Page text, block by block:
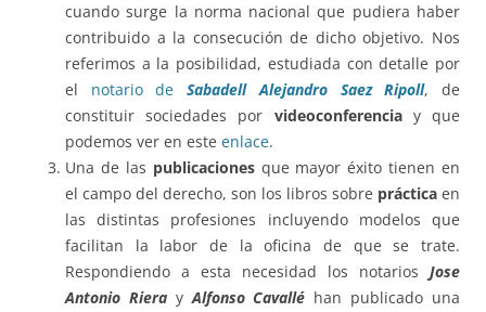
cuando surge la norma nacional que pudiera haber
contribuido a la consecución de dicho objetivo. Nos
referimos a la posibilidad, estudiada con detalle por
el notario deSabadell Alejandro Saez Ripoll, de
constituir sociedades por videoconferenciay que
podemos ver en este enlace.
Una de las publicacionesque mayor éxito tienen en
el campo del derecho, son los libros sobre práctica en
las distintas profesiones incluyendo modelos que
facilitan la labor de la oficina de que se trate.
Respondiendo a esta necesidad los notarios Jose
Antonio RierayAlfonso Cavallé han publicado una